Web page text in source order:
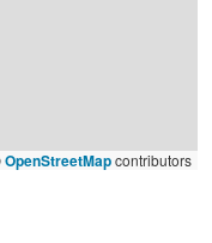
OpenStreetMapcontributors